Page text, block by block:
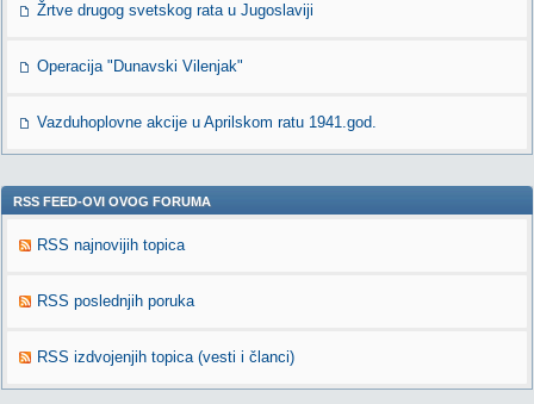
Žrtve drugog svetskog rata u Jugoslaviji
Operacija "Dunavski Vilenjak"
Vazduhoplovne akcije u Aprilskom ratu 1941.god.
RSS FEED-OVI OVOG FORUMA
RSS najnovijih topica
RSS poslednjih poruka
RSS izdvojenjih topica (vesti i članci)